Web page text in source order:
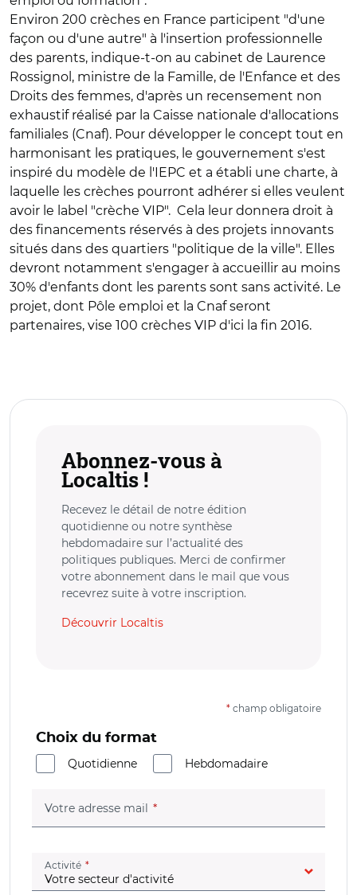
Environ 200 crèches en France participent "d'une
façon ou d'une autre" à l'insertion professionnelle
des parents, indique-t-on au cabinet de Laurence
Rossignol, ministre de la Famille, de l'Enfance et des
Droits des femmes, d'après un recensement non
exhaustif réalisé par la Caisse nationale d'allocations
familiales (Cnaf). Pour développer le concept tout en
harmonisant les pratiques, le gouvernement s'est
inspiré du modèle de l'IEPC et a établi une charte, à
laquelle les crèches pourront adhérer si elles veulent
avoir le label "crèche VIP". Cela leur donnera droit à
des financements réservés à des projets innovants
situés dans des quartiers "politique de la ville". Elles
devront notamment s'engager à accueillir au moins
30% d'enfants dont les parents sont sans activité. Le
projet, dont Pôle emploi et la Cnaf seront
partenaires, vise 100 crèches VIP d'ici la fin 2016.
Abonnez-vous à
Localtis !
Recevez le détail de notre édition
quotidienne ou notre synthèse
hebdomadaire sur l’actualité des
politiques publiques. Merci de confirmer
votre abonnement dans le mail que vous
recevrez suite à votre inscription.
Découvrir Localtis
* champ obligatoire
Choix du format
Quotidienne
Hebdomadaire
Votre adresse mail (champ obligatoire)
Activité (champ obligatoire)